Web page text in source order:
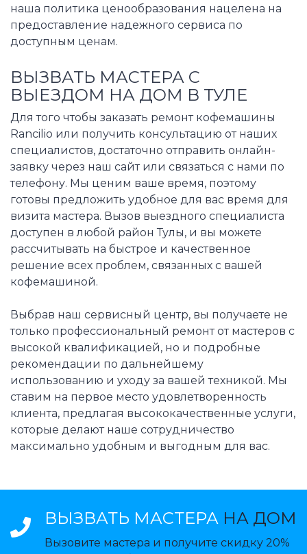
наша политика ценообразования нацелена на
предоставление надежного сервиса по
доступным ценам.
ВЫЗВАТЬ МАСТЕРА С
ВЫЕЗДОМ НА ДОМ В ТУЛЕ
Для того чтобы заказать ремонт кофемашины
Rancilio или получить консультацию от наших
специалистов, достаточно отправить онлайн-
заявку через наш сайт или связаться с нами по
телефону. Мы ценим ваше время, поэтому
готовы предложить удобное для вас время для
визита мастера. Вызов выездного специалиста
доступен в любой район Тулы, и вы можете
рассчитывать на быстрое и качественное
решение всех проблем, связанных с вашей
кофемашиной.
Выбрав наш сервисный центр, вы получаете не
только профессиональный ремонт от мастеров с
высокой квалификацией, но и подробные
рекомендации по дальнейшему
использованию и уходу за вашей техникой. Мы
ставим на первое место удовлетворенность
клиента, предлагая высококачественные услуги,
которые делают наше сотрудничество
максимально удобным и выгодным для вас.
ВЫЗВАТЬ МАСТЕРА НА ДОМ
Вызовите мастера и получите скидку 20%